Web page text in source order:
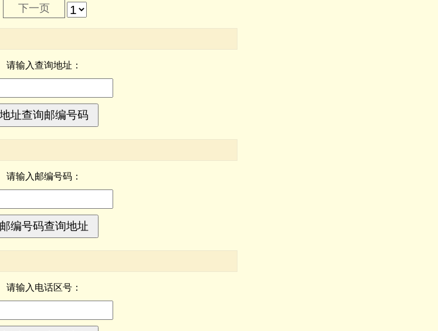
下一页
请输入查询地址：
请输入邮编号码：
请输入电话区号：